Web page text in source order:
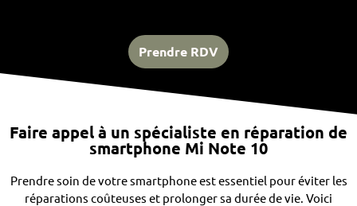
Prendre RDV
Faire appel à un spécialiste en réparation de
smartphone Mi Note 10
Prendre soin de votre smartphone est essentiel pour éviter les
réparations coûteuses et prolonger sa durée de vie. Voici